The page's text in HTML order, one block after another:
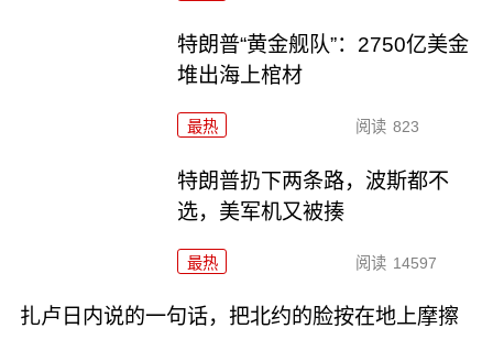
特朗普“黄金舰队”：2750亿美金
堆出海上棺材
最热 阅读 823
特朗普扔下两条路，波斯都不
选，美军机又被揍
最热 阅读 14597
扎卢日内说的一句话，把北约的脸按在地上摩擦